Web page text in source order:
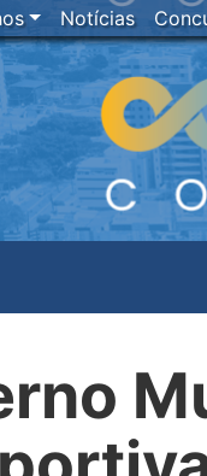
Notícias